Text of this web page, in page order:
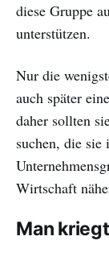
diese Gruppe
unterstützen.
Nur die
auch später
daher sollten
suchen, die
Wirtschaft
Man